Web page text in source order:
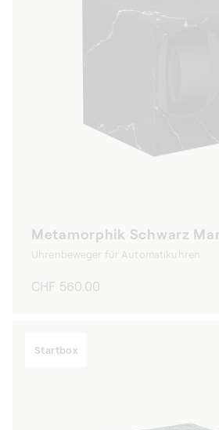
Metamorphik Schwarz
Uhrenbeweger für Automatikuhren
Normaler
CHF 560.00
Startbox